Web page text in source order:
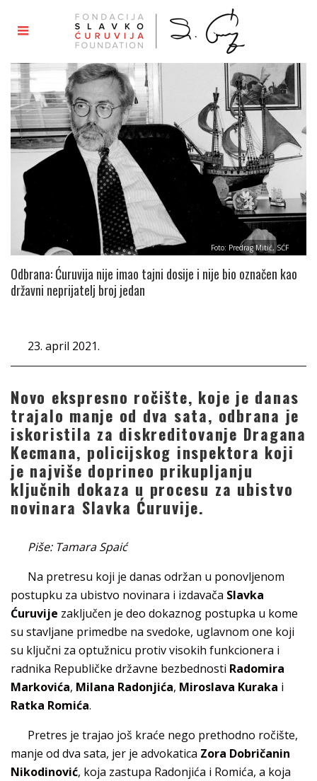
Foto: Predrag Mitić, SĆF
Odbrana: Ćuruvija nije imao tajni dosije i nije bio označen kao
državni neprijatelj broj jedan
23. april 2021.
Novo ekspresno ročište, koje je danas
trajalo manje od dva sata, odbrana je
iskoristila za diskreditovanje Dragana
Kecmana, policijskog inspektora koji
je najviše doprineo prikupljanju
ključnih dokaza u procesu za ubistvo
novinara Slavka Ćuruvije.
Piše: Tamara Spaić
Na pretresu koji je danas održan u ponovljenom
postupku za ubistvo novinara i izdavača Slavka
Ćuruvije zaključen je deo dokaznog postupka u kome
su stavljane primedbe na svedoke, uglavnom one koji
su ključni za optužnicu protiv visokih funkcionera i
radnika Republičke državne bezbednosti Radomira
Markovića, Milana Radonjića, Miroslava Kuraka i
Ratka Romića.
Pretres je trajao još kraće nego prethodno ročište,
manje od dva sata, jer je advokatica Zora Dobričanin
Nikodinović, koja zastupa Radonjića i Romića, a koja